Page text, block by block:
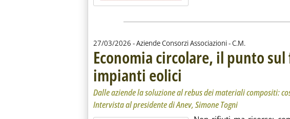
27/03/2026 - Aziende Consorzi Associazioni -di:
C.M.
Economia circolare, il punto
impianti eolici . Sottotitolo: Dalle aziende la soluzione
. Pubblicata venerdì 27 marzo 2026 alle
Dalle aziende la soluzione al rebus dei materiali compositi:
Intervista al presidente di Anev, Simone Togni